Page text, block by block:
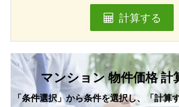
計算する
マンション 物件価格 計
「条件選択」から条件を選択し、「計算